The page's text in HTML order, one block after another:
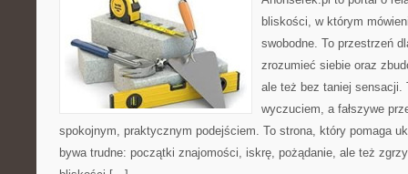
bliskości, w którym
swobodne. To przestrzeń
zrozumieć siebie oraz
ale też bez taniej
wyczuciem, a fałszywe
spokojnym, praktycznym podejściem. To strona, który pomaga
bywa trudne: początki znajomości, iskrę, pożądanie, ale też